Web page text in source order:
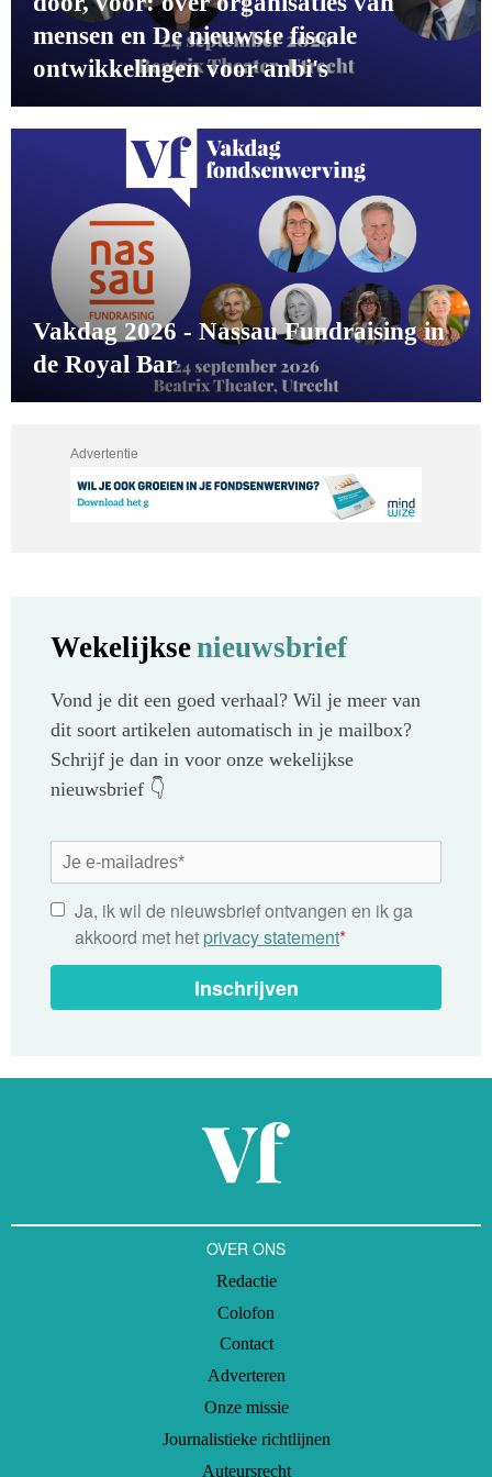
mensen en De nieuwste fiscale
ontwikkelingen voor anbi's
Vakdag 2026 - Nassau Fundraising in
de Royal Bar
Advertentie
Wekelijksenieuwsbrief
Vond je dit een goed verhaal? Wil je meer van
dit soort artikelen automatisch in je mailbox?
Schrijf je dan in voor onze wekelijkse
nieuwsbrief 👇
Ja, ik wil de nieuwsbrief ontvangen en ik ga
akkoord met het privacy statement*
Inschrijven
OVER ONS
Redactie
Colofon
Contact
Adverteren
Onze missie
Journalistieke richtlijnen
Auteursrecht